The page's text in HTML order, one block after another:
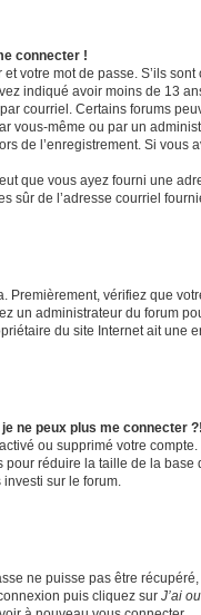
connecter !
votre mot de passe. S’ils
indiqué avoir moins de 13
courriel. Certains forums
vous-même ou par un
de l’enregistrement. Si vous
que vous ayez fourni une
sûr de l’adresse courriel
vérifiez que
un administrateur du forum
du site Internet ait une
ne peux plus me connecter
ou supprimé votre
réduire la taille de la base
sur le forum.
ne puisse pas être
puis cliquez sur J’ai